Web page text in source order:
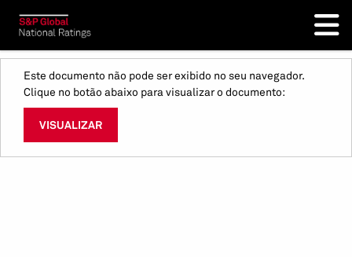
Este documento não pode ser exibido no seu navegador.
Clique no botão abaixo para visualizar o documento:
VISUALIZAR